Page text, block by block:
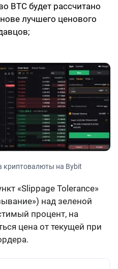
BTC будет рассчитано
лучшего ценового
криптовалюты на Bybit
«Slippage Tolerance»
над зеленой
процент, на
цена от текущей при